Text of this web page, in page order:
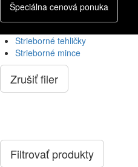
Špeciálna cenová ponuka
Strieborné tehličky
Strieborné mince
Zrušiť filer